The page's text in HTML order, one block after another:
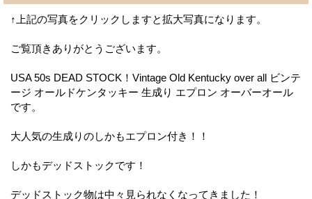
↑上記の写真をクリックしますと拡大写真になります。
ご覧頂きありがとうございます。
USA 50s DEAD STOCK！Vintage Old Kentucky over all ビンテ
ージ オールドケンタッキー 生成り エプロン オーバーオール
です。
大人気の生成りのしかもエプロン付き！！
しかもデッドストックです！
デッドストック物は中々見られなくなってきました！